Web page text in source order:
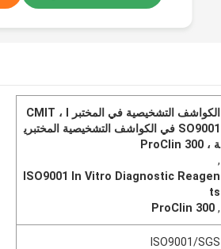
الكواشف التشخيصية في المختبر CMIT ، I
SO9001 في الكواشف التشخيصية المختبري
ة ، ProClin 300
,
ISO9001 In Vitro Diagnostic Reagen
ts
,
ProClin 300
ISO9001/SGS